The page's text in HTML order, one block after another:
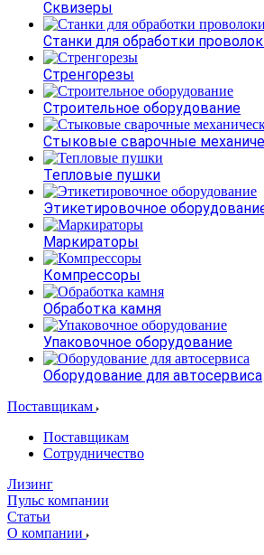
Сквизеры
Станки для обработки
Стренгорезы
Строительное оборудование
Стыковые сварочные
Тепловые пушки
Этикетировочное
Маркираторы
Компрессоры
Обработка камня
Упаковочное оборудование
Оборудование для автосервиса
Поставщикам
Поставщикам
Сотрудничество
Лизинг
Пульс компании
Статьи
О компании